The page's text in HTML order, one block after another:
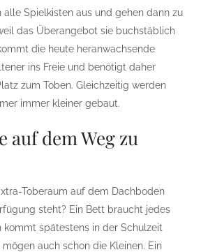
Spielkisten aus und gehen dann zu
das Überangebot sie buchstäblich
die heute heranwachsende
ins Freie und benötigt daher
zum Toben. Gleichzeitig werden
immer kleiner gebaut.
auf dem Weg zu
Toberaum auf dem Dachboden
steht? Ein Bett braucht jedes
kommt spätestens in der Schulzeit
auch schon die Kleinen. Ein